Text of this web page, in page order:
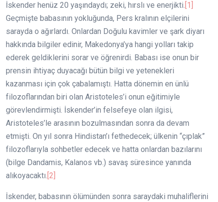
İskender henüz 20 yaşındaydı; zeki, hırslı ve enerjikti. [1]
Geçmişte babasının yokluğunda, Pers kralının elçilerini
sarayda o ağırlardı. Onlardan Doğulu kavimler ve şark diyarı
hakkında bilgiler edinir, Makedonya’ya hangi yolları takip
ederek geldiklerini sorar ve öğrenirdi. Babası ise onun bir
prensin ihtiyaç duyacağı bütün bilgi ve yetenekleri
kazanması için çok çabalamıştı. Hatta dönemin en ünlü
filozoflarından biri olan Aristoteles’i onun eğitimiyle
görevlendirmişti. İskender’in felsefeye olan ilgisi,
Aristoteles’le arasının bozulmasından sonra da devam
etmişti. On yıl sonra Hindistan’ı fethedecek; ülkenin “çıplak”
filozoflarıyla sohbetler edecek ve hatta onlardan bazılarını
(bilge Dandamis, Kalanos vb.) savaş süresince yanında
alıkoyacaktı. [2]
İskender, babasının ölümünden sonra saraydaki muhaliflerini